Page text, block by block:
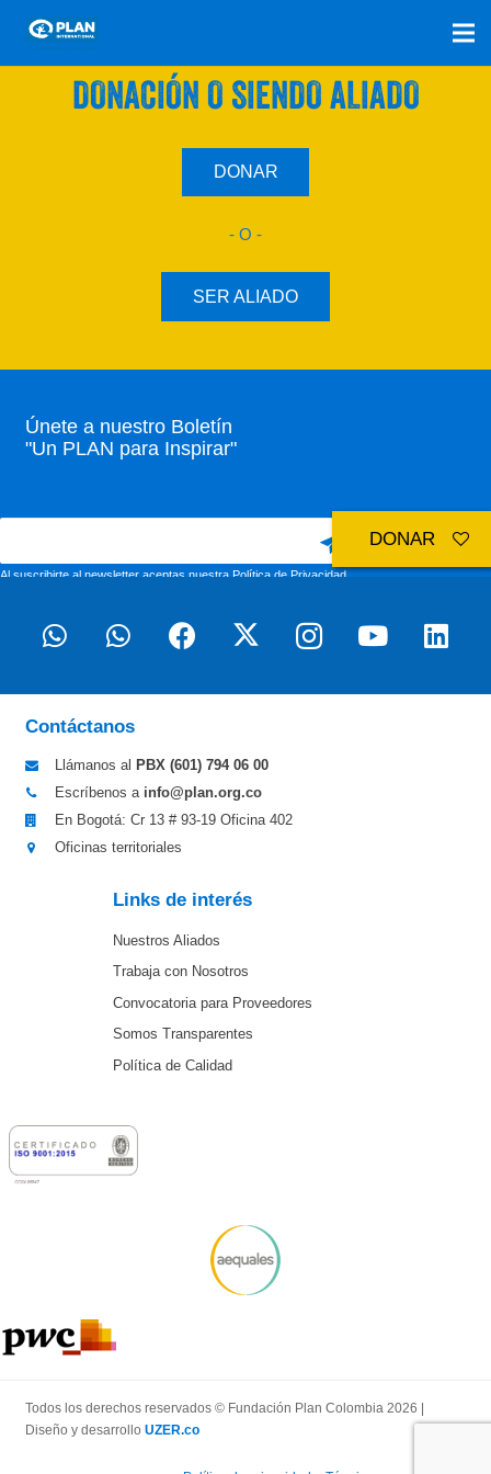
SÚMATE A NUESTRO PLAN CON UNA
DONACIÓN O SIENDO ALIADO
DONAR
- O -
SER ALIADO
Únete a nuestro Boletín
"Un PLAN para Inspirar"
Al suscribirte al newsletter aceptas nuestraPolítica de Privacidad
Contáctanos
Llámanos al PBX (601) 794 06 00
Escríbenos a info@plan.org.co
En Bogotá: Cr 13 # 93-19 Oficina 402
Oficinas territoriales
Links de interés
Nuestros Aliados
Trabaja con Nosotros
Convocatoria para Proveedores
Somos Transparentes
Política de Calidad
Todos los derechos reservados © Fundación Plan Colombia 2026 |
Diseño y desarrollo UZER.co
DONAR